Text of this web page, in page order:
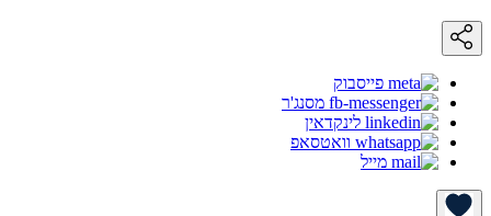
פייסבוק
מסנג'ר
לינקדאין
וואטסאפ
מייל